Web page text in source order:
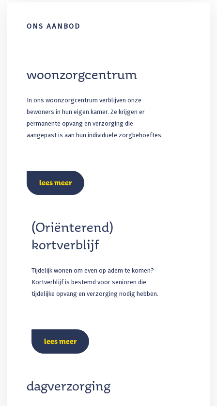
ONS AANBOD
woonzorgcentrum
In ons woonzorgcentrum verblijven onze
bewoners in hun eigen kamer. Ze krijgen er
permanente opvang en verzorging die
aangepast is aan hun individuele zorgbehoeftes.
lees meer
(Oriënterend)
kortverblijf
Tijdelijk wonen om even op adem te komen?
Kortverblijf is bestemd voor senioren die
tijdelijke opvang en verzorging nodig hebben.
lees meer
dagverzorging